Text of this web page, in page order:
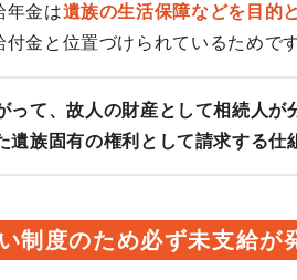
年金は遺族の生活保障などを目的
金と位置づけられているためです
って、故人の財産として相続人
遺族固有の権利として請求する仕
制度のため必ず未支給が